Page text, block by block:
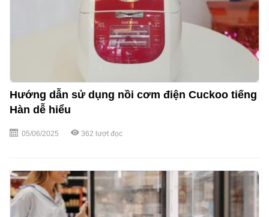
Hướng dẫn sử dụng nồi cơm điện Cuckoo tiếng
Hàn dễ hiểu
05/06/2025 362 lượt đọc